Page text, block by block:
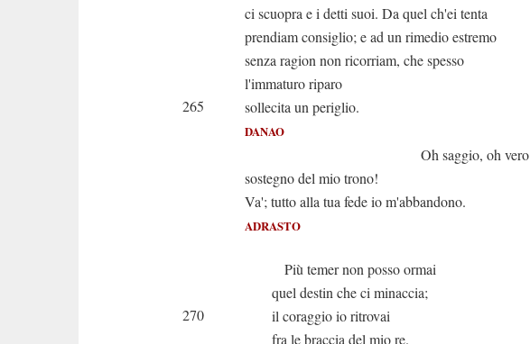
ci scuopra e i detti suoi. Da quel ch'ei tenta
prendiam consiglio; e ad un rimedio estremo
senza ragion non ricorriam, che spesso
l'immaturo riparo
265
sollecita un periglio.
DANAO
Oh saggio, oh vero
sostegno del mio trono!
Va'; tutto alla tua fede io m'abbandono.
ADRASTO
Più temer non posso ormai
quel destin che ci minaccia;
270
il coraggio io ritrovai
fra le braccia del mio re.